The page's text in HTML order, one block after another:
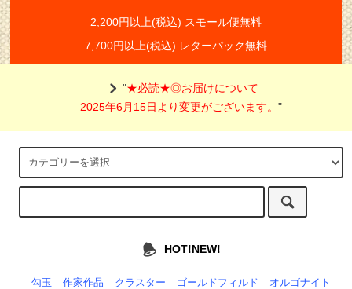
2,200円以上(税込) スモール便無料
7,700円以上(税込) レターパック無料
"★必読★◎お届けについて
2025年6月15日より変更がございます。"
HOT!NEW!
勾玉 作家作品 クラスター ゴールドフィルド オルゴナイト